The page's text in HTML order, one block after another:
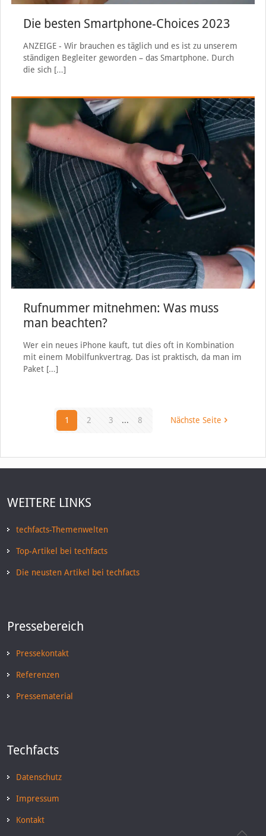
Die besten Smartphone-Choices 2023
ANZEIGE - Wir brauchen es täglich und es ist zu unserem
ständigen Begleiter geworden – das Smartphone. Durch
die sich […]
Rufnummer mitnehmen: Was muss
man beachten?
Wer ein neues iPhone kauft, tut dies oft in Kombination
mit einem Mobilfunkvertrag. Das ist praktisch, da man im
Paket[…]
1 2 3 ... 8 Nächste Seite
WEITERE LINKS
techfacts-Themenwelten
Top-Artikel bei techfacts
Die neusten Artikel bei techfacts
Pressebereich
Pressekontakt
Referenzen
Pressematerial
Techfacts
Datenschutz
Impressum
Kontakt